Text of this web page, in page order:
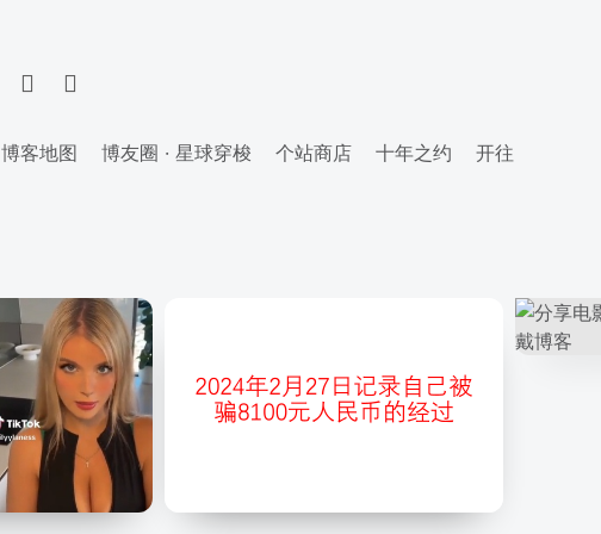
博客地图 博友圈 · 星球穿梭 个站商店 十年之约 开往